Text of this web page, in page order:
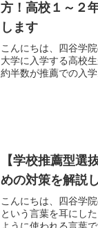
方！高校１～２
します
こんにちは、四谷学
大学に入学する高校
約半数が推薦での入
【学校推薦型選
めの対策を解説
こんにちは、四谷学
という言葉を耳にし